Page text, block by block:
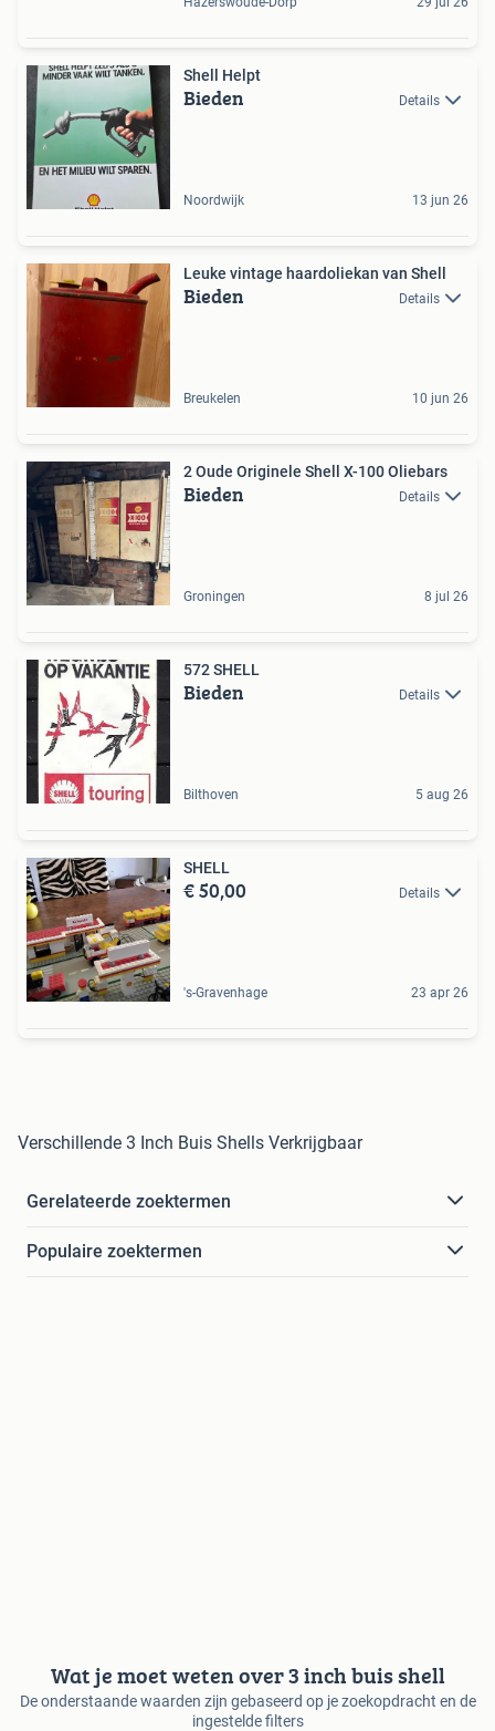
Shell Helpt
Bieden Details
Noordwijk 13 jun 26
Leuke vintage haardoliekan van Shell
Bieden Details
Breukelen 10 jun 26
2 Oude Originele Shell X-100 Oliebars
Bieden Details
Groningen 8 jul 26
572 SHELL
Bieden Details
Bilthoven 5 aug 26
SHELL
€ 50,00 Details
's-Gravenhage 23 apr 26
Verschillende 3 Inch Buis Shells Verkrijgbaar
Gerelateerde zoektermen
Populaire zoektermen
Wat je moet weten over 3 inch buis shell
De onderstaande waarden zijn gebaseerd op je zoekopdracht en de
ingestelde filters